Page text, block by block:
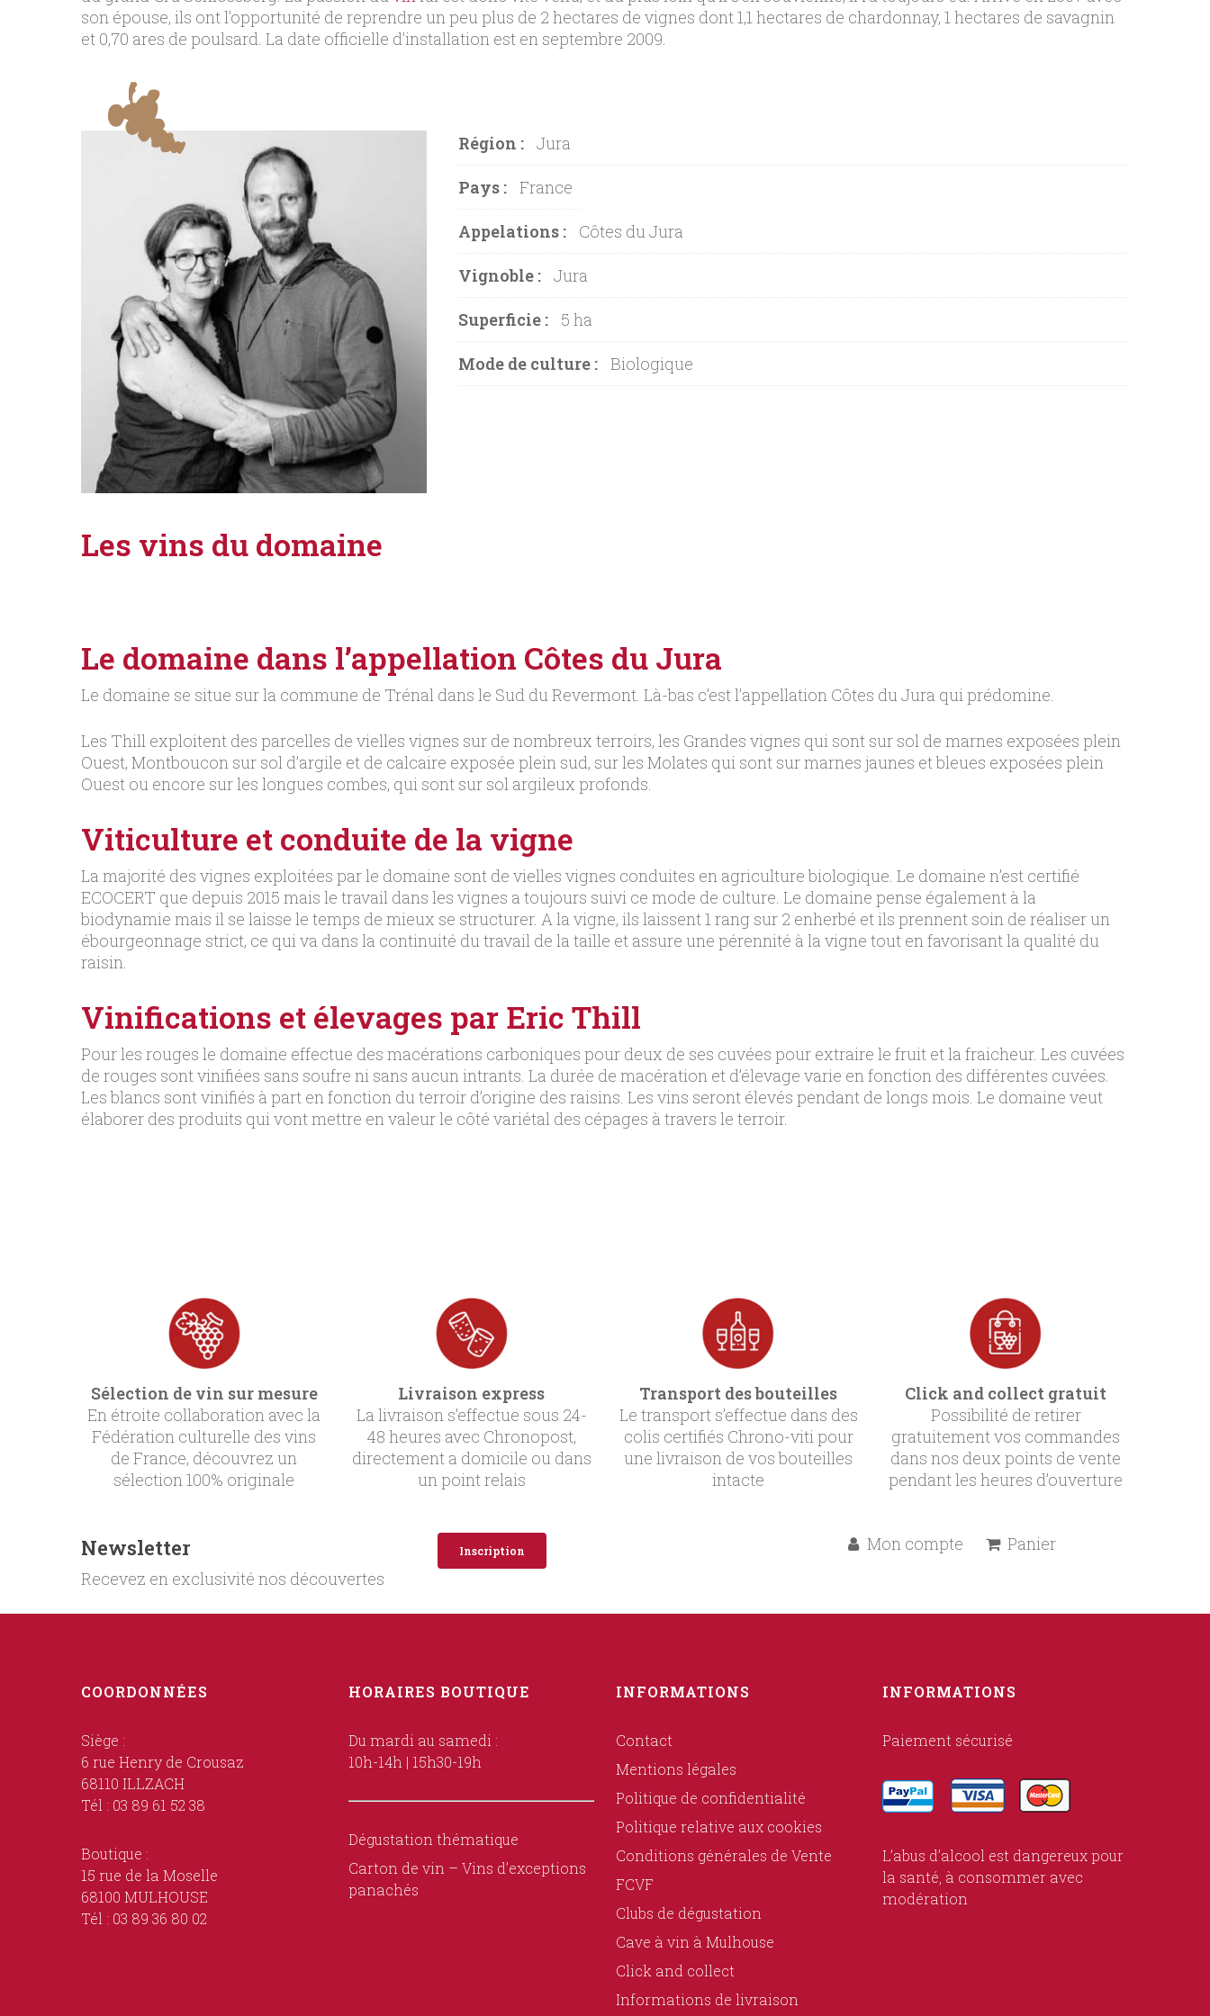
son épouse, ils ont l'opportunité de reprendre un peu plus de 2 hectares de vignes dont 1,1 hectares de chardonnay, 1 hectares de savagnin
et 0,70 ares de poulsard. La date officielle d'installation est en septembre 2009.
Région : Jura
Pays : France
Appelations : Côtes du Jura
Vignoble : Jura
Superficie : 5 ha
Mode de culture : Biologique
Les vins du domaine
Le domaine dans l’appellation Côtes du Jura
Le domaine se situe sur la commune de Trénal dans le Sud du Revermont. Là-bas c’est l’appellation Côtes du Jura qui prédomine.
Les Thill exploitent des parcelles de vielles vignes sur de nombreux terroirs, les Grandes vignes qui sont sur sol de marnes exposées plein
Ouest, Montboucon sur sol d’argile et de calcaire exposée plein sud, sur les Molates qui sont sur marnes jaunes et bleues exposées plein
Ouest ou encore sur les longues combes, qui sont sur sol argileux profonds.
Viticulture et conduite de la vigne
La majorité des vignes exploitées par le domaine sont de vielles vignes conduites en agriculture biologique. Le domaine n’est certifié
ECOCERT que depuis 2015 mais le travail dans les vignes a toujours suivi ce mode de culture. Le domaine pense également à la
biodynamie mais il se laisse le temps de mieux se structurer. A la vigne, ils laissent 1 rang sur 2 enherbé et ils prennent soin de réaliser un
ébourgeonnage strict, ce qui va dans la continuité du travail de la taille et assure une pérennité à la vigne tout en favorisant la qualité du
raisin.
Vinifications et élevages par Eric Thill
Pour les rouges le domaine effectue des macérations carboniques pour deux de ses cuvées pour extraire le fruit et la fraicheur. Les cuvées
de rouges sont vinifiées sans soufre ni sans aucun intrants. La durée de macération et d’élevage varie en fonction des différentes cuvées.
Les blancs sont vinifiés à part en fonction du terroir d’origine des raisins. Les vins seront élevés pendant de longs mois. Le domaine veut
élaborer des produits qui vont mettre en valeur le côté variétal des cépages à travers le terroir.
Sélection de vin sur mesure
En étroite collaboration avec la
Fédération culturelle des vins
de France, découvrez un
sélection 100% originale
Livraison express
La livraison s’effectue sous 24-
48 heures avec Chronopost,
directement a domicile ou dans
un point relais
Transport des bouteilles
Le transport s’effectue dans des
colis certifiés Chrono-viti pour
une livraison de vos bouteilles
intacte
Click and collect gratuit
Possibilité de retirer
gratuitement vos commandes
dans nos deux points de vente
pendant les heures d’ouverture
Newsletter
Recevez en exclusivité nos découvertes
Inscription Mon compte Panier
COORDONNÉES
Siège :
6 rue Henry de Crousaz
68110 ILLZACH
Tél : 03 89 61 52 38
Boutique :
15 rue de la Moselle
68100 MULHOUSE
Tél : 03 89 36 80 02
HORAIRES BOUTIQUE
Du mardi au samedi :
10h-14h | 15h30-19h
Dégustation thématique
Carton de vin – Vins d’exceptions
panachés
INFORMATIONS
Contact
Mentions légales
Politique de confidentialité
Politique relative aux cookies
Conditions générales de Vente
FCVF
Clubs de dégustation
Cave à vin à Mulhouse
Click and collect
Informations de livraison
INFORMATIONS
Paiement sécurisé
L’abus d’alcool est dangereux pour
la santé, à consommer avec
modération